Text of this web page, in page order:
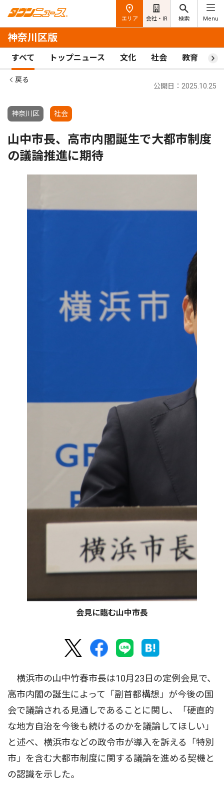
エリア 会社・IR 検索 Menu
神奈川区版
すべて トップニュース 文化 社会 教育 ス
戻る
神奈川区 社会
公開日：2025.10.25
山中市長、高市内閣誕生で大都市制度
の議論推進に期待
会見に臨む山中市長
横浜市の山中竹春市長は10月23日の定例会見で、
高市内閣の誕生によって「副首都構想」が今後の国
会で議論される見通しであることに関し、「硬直的
な地方自治を今後も続けるのかを議論してほしい」
と述べ、横浜市などの政令市が導入を訴える「特別
市」を含む大都市制度に関する議論を進める契機と
の認識を示した。